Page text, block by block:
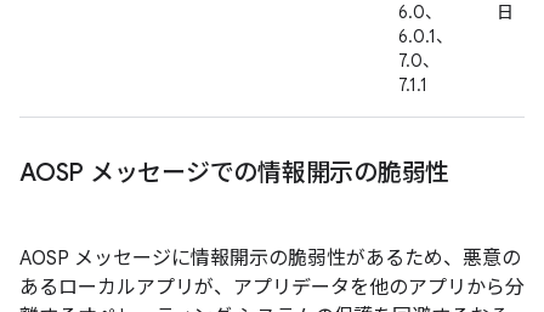
6.0、
6.0.1、
7.0、
7.1.1
日
AOSP メッセージでの情報開示の脆弱性
AOSP メッセージに情報開示の脆弱性があるため、悪意の
あるローカルアプリが、アプリデータを他のアプリから分